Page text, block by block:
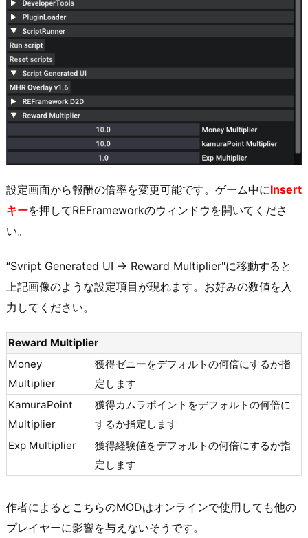
設定画面から報酬の倍率を変更可能です。ゲーム中にInsert
キーを押してREFrameworkのウィンドウを開いてくださ
い。
“Svript Generated UI → Reward Multiplier"に移動すると
上記画像のような設定項目が現れます。お好みの数値を入
力してください。
Reward Multiplier
Money
Multiplier
獲得ゼニーをデフォルトの何倍にするか指
定します
KamuraPoint
Multiplier
獲得カムラポイントをデフォルトの何倍に
するか指定します
Exp Multiplier
獲得経験値をデフォルトの何倍にするか指
定します
作者によるとこちらのMODはオンラインで使用しても他の
プレイヤーに影響を与えないそうです。